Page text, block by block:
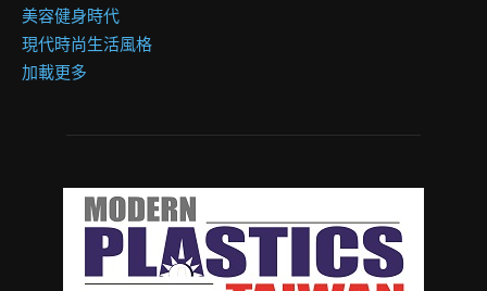
美容健身時代
現代時尚生活風格
加載更多